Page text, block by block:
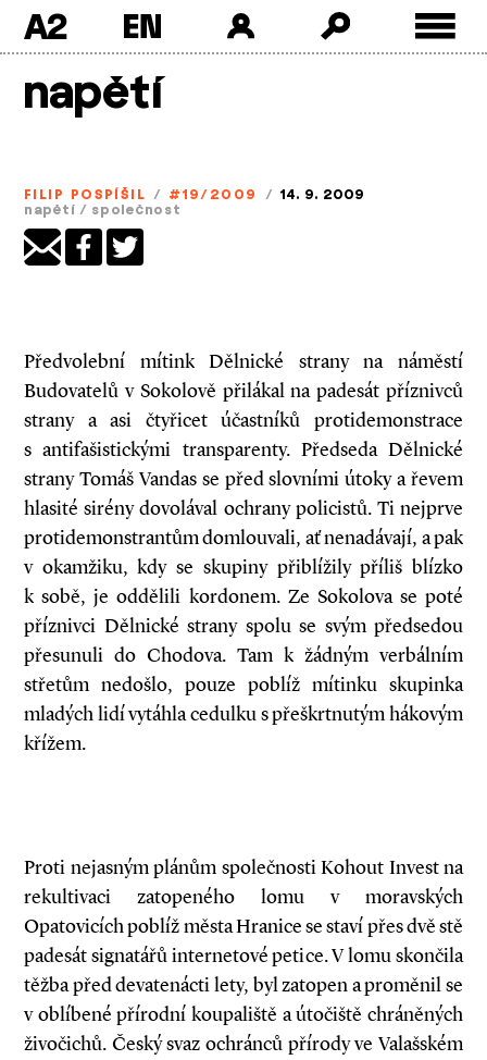
A2
napětí
FILIP POSPÍŠIL / #19/2009 / 14. 9. 2009
napětí / společnost
Předvolební mítink Dělnické strany na náměstí
Budovatelů v Sokolově přilákal na padesát příznivců
strany a asi čtyřicet účastníků protidemonstrace
s antifašistickými transparenty. Předseda Dělnické
strany Tomáš Vandas se před slovními útoky a řevem
hlasité sirény dovolával ochrany policistů. Ti nejprve
protidemonstrantům domlouvali, ať nenadávají, a pak
v okamžiku, kdy se skupiny přiblížily příliš blízko
k sobě, je oddělili kordonem. Ze Sokolova se poté
příznivci Dělnické strany spolu se svým předsedou
přesunuli do Chodova. Tam k žádným verbálním
střetům nedošlo, pouze poblíž mítinku skupinka
mladých lidí vytáhla cedulku s přeškrtnutým hákovým
křížem.
Proti nejasným plánům společnosti Kohout Invest na
rekultivaci zatopeného lomu v moravských
Opatovicích poblíž města Hranice se staví přes dvě stě
padesát signatářů internetové petice. V lomu skončila
těžba před devatenácti lety, byl zatopen a proměnil se
v oblíbené přírodní koupaliště a útočiště chráněných
živočichů. Český svaz ochránců přírody ve Valašském